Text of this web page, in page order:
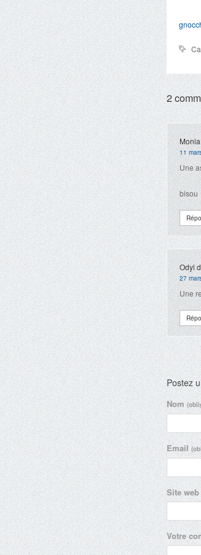
2
Monia
11
Une
bisou
Odyl
27
Une
Postez
Nom
Email
Site web
Votre